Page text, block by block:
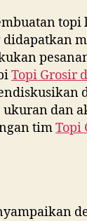
didapatkan
Topi Grosir
dan
timTopi